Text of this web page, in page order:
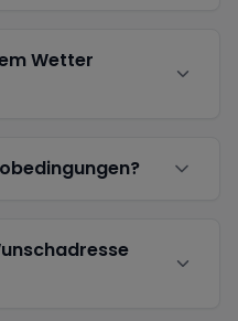
Wetter